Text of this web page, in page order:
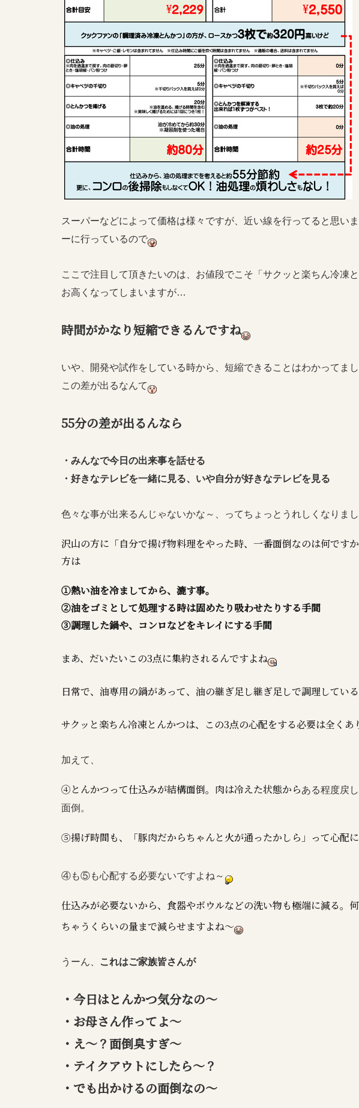
スーパーなどによって価格は様々ですが、近い線を行ってると思い
ーに行っているので
ここで注目して頂きたいのは、お値段でこそ「サクッと楽ちん冷凍
お高くなってしまいますが…
時間がかなり短縮できるんですね
いや、開発や試作をしている時から、短縮できることはわかってま
この差が出るなんて
55分の差が出るんなら
・みんなで今日の出来事を話せる
・好きなテレビを一緒に見る、いや自分が好きなテレビを見る
色々な事が出来るんじゃないかな～、ってちょっとうれしくなりまし
沢山の方に「自分で揚げ物料理をやった時、一番面倒なのは何です
方は
①熱い油を冷ましてから、漉す事。
②油をゴミとして処理する時は固めたり吸わせたりする手間
③調理した鍋や、コンロなどをキレイにする手間
まあ、だいたいこの3点に集約されるんですよね
日常で、油専用の鍋があって、油の継ぎ足し継ぎ足しで調理してい
サクッと楽ちん冷凍とんかつは、この3点の心配をする必要は全くあ
加えて、
④とんかつって仕込みが結構面倒。肉は冷えた状態からある程度戻
面倒。
⑤揚げ時間も、「豚肉だからちゃんと火が通ったかしら」って心配
④も⑤も心配する必要ないですよね～
仕込みが必要ないから、食器やボウルなどの洗い物も極端に減る。
ちゃうくらいの量まで減らせますよね～
うーん、 これはご家族皆さんが
・今日はとんかつ気分なの～
・お母さん作ってよ～
・え～？面倒臭すぎ～
・テイクアウトにしたら～？
・でも出かけるの面倒なの～